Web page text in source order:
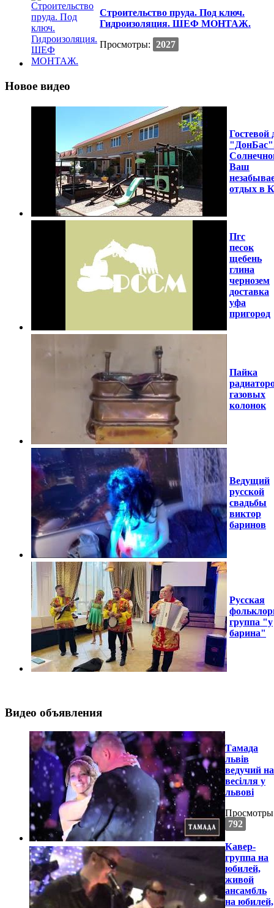
Строительство пруда. Под ключ.
Гидроизоляция. ШЕФ МОНТАЖ.
Просмотры: 2027
Новое видео
Гостевой
Ваш
отдых в
Пгс
песок
щебень
глина
чернозем
доставка
уфа
пригород
Пайка
газовых
колонок
Ведущий
русской
свадьбы
виктор
баринов
Русская
группа "у
барина"
Видео объявления
Тамада
львів
ведучий на
весілля у
львові
792
Кавер-
группа на
юбилей,
живой
ансамбль
на юбилей,